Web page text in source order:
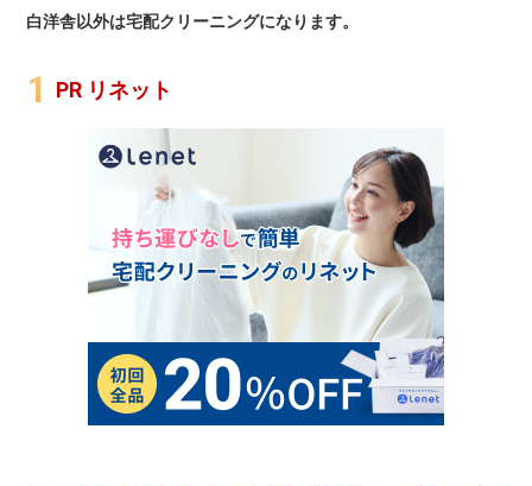
白洋舎以外は宅配クリーニングになります。
PR リネット